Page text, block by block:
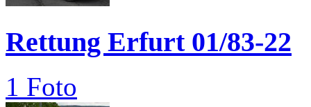
Rettung Erfurt 01/83-22
1 Foto